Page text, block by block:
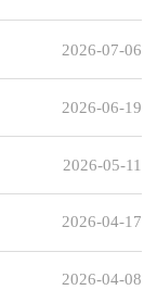
2026-07-06
2026-06-19
2026-05-11
2026-04-17
2026-04-08